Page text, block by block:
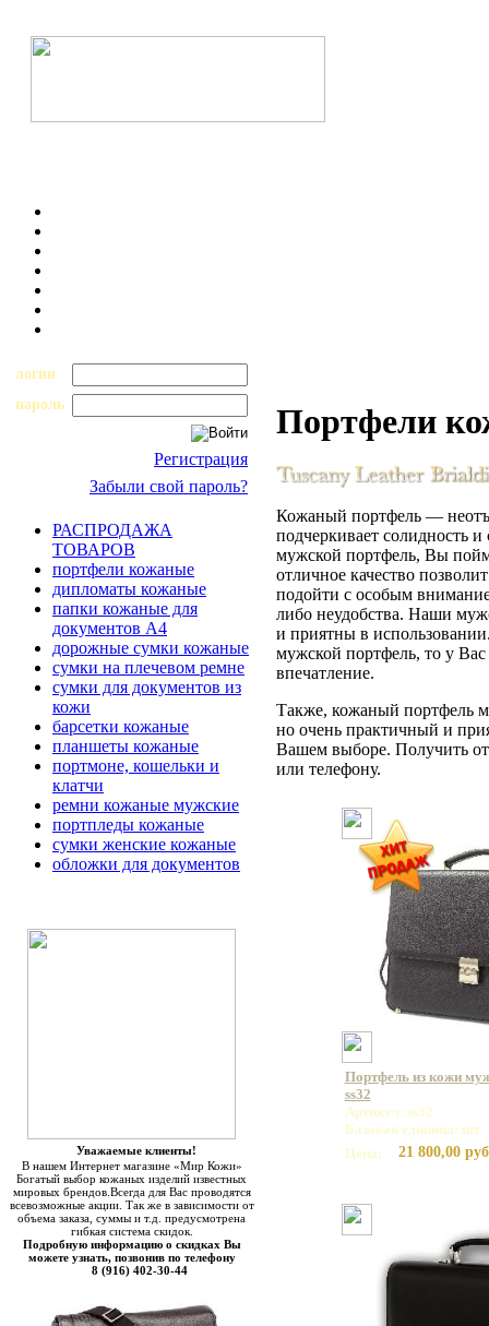
логин
пароль
Регистрация
Забыли свой пароль?
РАСПРОДАЖА
ТОВАРОВ
портфели кожаные
дипломаты кожаные
папки кожаные для
документов А4
дорожные сумки кожаные
сумки на плечевом ремне
сумки для документов из
кожи
барсетки кожаные
планшеты кожаные
портмоне, кошельки и
клатчи
ремни кожаные мужские
портпледы кожаные
сумки женские кожаные
обложки для документов
Уважаемые клиенты!
В нашем Интернет магазине «Мир Кожи»
Богатый выбор кожаных изделий известных
мировых брендов.Всегда для Вас проводятся
всевозможные акции. Так же в зависимости от
объема заказа, суммы и т.д. предусмотрена
гибкая система скидок.
Подробную информацию о скидках Вы
можете узнать, позвонив по телефону
8 (916) 402-30-44
Портфели
Кожаный портфель —
подчеркивает солидность
мужской портфель, Вы
отличное качество
подойти с особым
либо неудобства. Наши
и приятны в
мужской портфель, то у Вас
впечатление.
Также, кожаный портфель
но очень практичный и
Вашем выборе. Получить
или телефону.
Портфель из кожи
ss32
Артикул: ss32
Базовая единица: шт
Цена:
21 800,00